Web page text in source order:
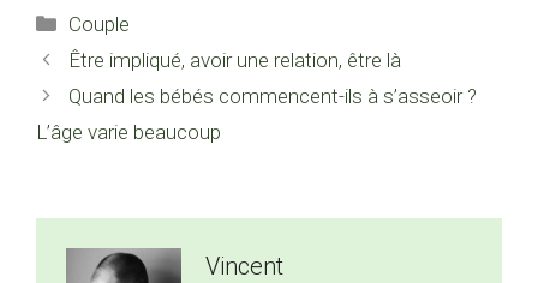
Catégories
Couple
Être impliqué, avoir une relation, être là
Quand les bébés commencent-ils à s’asseoir ?
L’âge varie beaucoup
Vincent